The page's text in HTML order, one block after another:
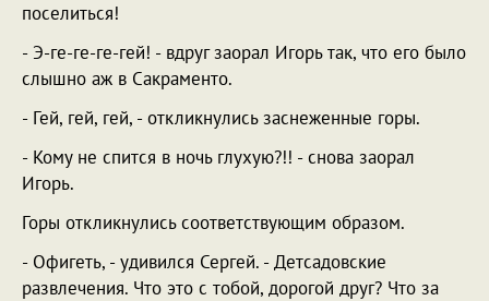
поселиться!
- Э-ге-ге-ге-гей! - вдруг заорал Игорь так, что его было
слышно аж в Сакраменто.
- Гей, гей, гей, - откликнулись заснеженные горы.
- Кому не спится в ночь глухую?!! - снова заорал
Игорь.
Горы откликнулись соответствующим образом.
- Офигеть, - удивился Сергей. - Детсадовские
развлечения. Что это с тобой, дорогой друг? Что за